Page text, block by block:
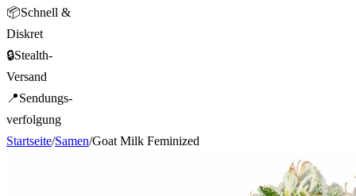
📦Schnell &
Diskret
🔒Stealth-
Versand
📍Sendungs-
verfolgung
Startseite/Samen/Goat Milk Feminized